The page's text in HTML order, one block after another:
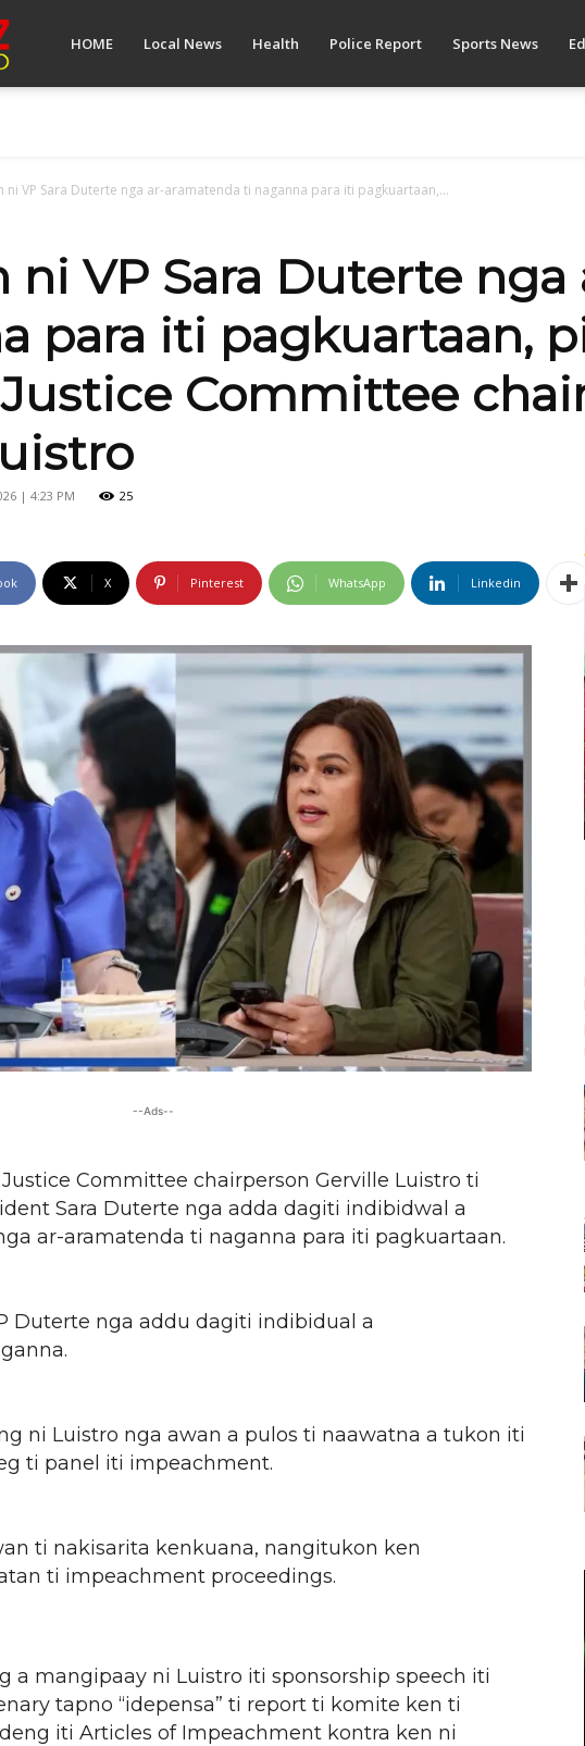
Bombo HOME Local News Health Police Report Sports News
ni VP Sara Duterte nga ar-aramatenda ti naganna para iti pagkuartaan,...
ni VP Sara Duterte
para iti pagkuartaan,
Committee
| 4:23 PM 25
X Pinterest WhatsApp Linkedin
--Ads--
Committee chairperson Gerville Luistro ti
Sara Duterte nga adda dagiti indibidwal a
ar-aramatenda ti naganna para iti pagkuartaan.
Duterte nga addu dagiti indibidual a
ni Luistro nga awan a pulos ti naawatna a tukon iti
ti panel iti impeachment.
ti nakisarita kenkuana, nangitukon ken
ti impeachment proceedings.
a mangipaay ni Luistro iti sponsorship speech iti
tapno “idepensa” ti report ti komite ken ti
iti Articles of Impeachment kontra ken ni